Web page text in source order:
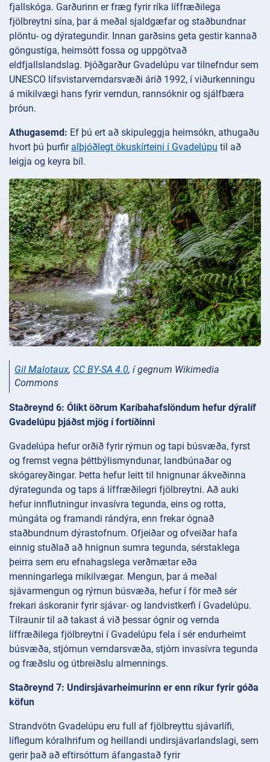
fjallskóga. Garðurinn er fræg fyrir ríka líffræðilega
fjölbreytni sína, þar á meðal sjaldgæfar og staðbundnar
plöntu- og dýrategundir. Innan garðsins geta gestir kannað
göngustíga, heimsótt fossa og uppgötvað
eldfjallslandslag. Þjóðgarður Gvadelúpu var tilnefndur sem
UNESCO lífsvistarverndarsvæði árið 1992, í viðurkenningu
á mikilvægi hans fyrir verndun, rannsóknir og sjálfbæra
þróun.
Athugasemd: Ef þú ert að skipuleggja heimsókn, athugaðu
hvort þú þurfir alþjóðlegt ökuskírteini í Gvadelúpu til að
leigja og keyra bíl.
Gil Malotaux, CC BY-SA 4.0, í gegnum Wikimedia
Commons
Staðreynd 6: Ólíkt öðrum Karíbahafslöndum hefur dýralíf
Gvadelúpu þjáðst mjög í fortíðinni
Gvadelúpa hefur orðið fyrir rýrnun og tapi búsvæða, fyrst
og fremst vegna þéttbýlismyndunar, landbúnaðar og
skógareyðingar. Þetta hefur leitt til hnignunar ákveðinna
dýrategunda og taps á líffræðilegri fjölbreytni. Að auki
hefur innflutningur invasívra tegunda, eins og rotta,
múngáta og framandi rándýra, enn frekar ógnað
staðbundnum dýrastofnum. Ofjeiðar og ofveiðar hafa
einnig stuðlað að hnignun sumra tegunda, sérstaklega
þeirra sem eru efnahagslega verðmætar eða
menningarlega mikilvægar. Mengun, þar á meðal
sjávarmengun og rýrnun búsvæða, hefur í för með sér
frekari áskoranir fyrir sjávar- og landvistkerfi í Gvadelúpu.
Tilraunir til að takast á við þessar ógnir og vernda
líffræðilega fjölbreytni í Gvadelúpu fela í sér endurheimt
búsvæða, stjórnun verndarsvæða, stjórn invasívra tegunda
og fræðslu og útbreiðslu almennings.
Staðreynd 7: Undirsjávarheimurinn er enn ríkur fyrir góða
köfun
Strandvötn Gvadelúpu eru full af fjölbreyttu sjávarlífi,
líflegum kóralhrifum og heillandi undirsjávarlandslagi, sem
gerir það að eftirsóttum áfangastað fyrir